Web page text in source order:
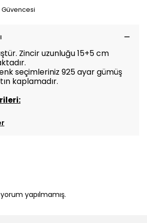
Zincir uzunluğu 15+5 cm
seçimleriniz 925 ayar gümüş
kaplamadır.
yapılmamış.